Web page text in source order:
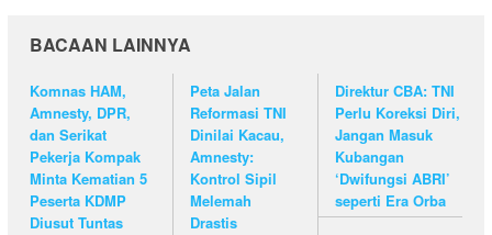
BACAAN LAINNYA
Komnas HAM,
Amnesty, DPR,
dan Serikat
Pekerja Kompak
Minta Kematian 5
Peserta KDMP
Diusut Tuntas
Peta Jalan
Reformasi TNI
Dinilai Kacau,
Amnesty:
Kontrol Sipil
Melemah
Drastis
Direktur CBA: TNI
Perlu Koreksi Diri,
Jangan Masuk
Kubangan
‘Dwifungsi ABRI’
seperti Era Orba